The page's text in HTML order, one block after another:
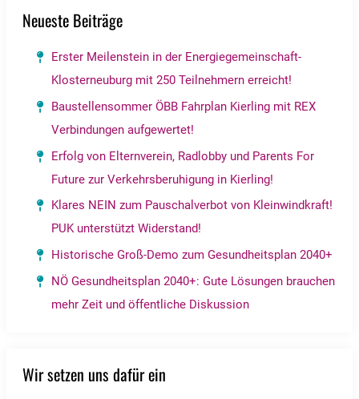
Neueste Beiträge
Erster Meilenstein in der Energiegemeinschaft-
Klosterneuburg mit 250 Teilnehmern erreicht!
Baustellensommer ÖBB Fahrplan Kierling mit REX
Verbindungen aufgewertet!
Erfolg von Elternverein, Radlobby und Parents For
Future zur Verkehrsberuhigung in Kierling!
Klares NEIN zum Pauschalverbot von Kleinwindkraft!
PUK unterstützt Widerstand!
Historische Groß-Demo zum Gesundheitsplan 2040+
NÖ Gesundheitsplan 2040+: Gute Lösungen brauchen
mehr Zeit und öffentliche Diskussion
Wir setzen uns dafür ein